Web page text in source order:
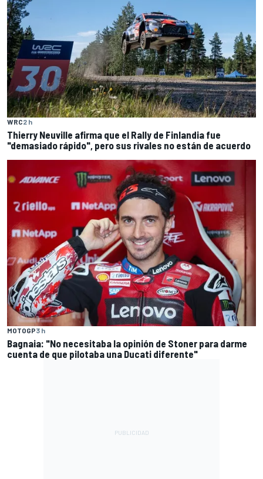
WRC2 h
Thierry Neuville afirma que el Rally de Finlandia fue
"demasiado rápido", pero sus rivales no están de acuerdo
MOTOGP3 h
Bagnaia: "No necesitaba la opinión de Stoner para darme
cuenta de que pilotaba una Ducati diferente"